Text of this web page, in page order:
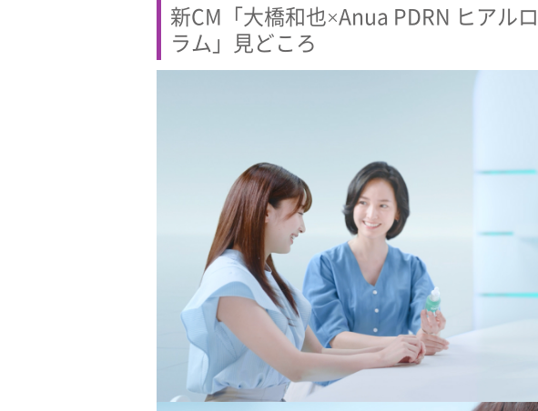
新CM「大橋和也×Anua PDRN ヒアル
ラム」見どころ